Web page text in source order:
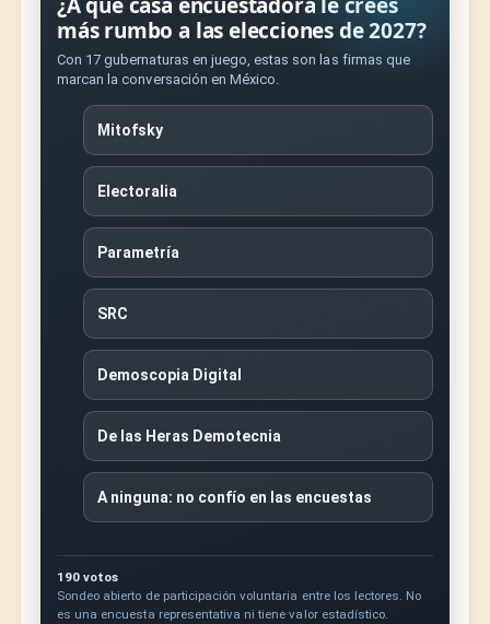
más rumbo a las elecciones de 2027?
Con 17 gubernaturas en juego, estas son las firmas que
marcan la conversación en México.
Mitofsky
Electoralia
Parametría
SRC
Demoscopia Digital
De las Heras Demotecnia
A ninguna: no confío en las encuestas
190 votos
Sondeo abierto de participación voluntaria entre los lectores. No
es una encuesta representativa ni tiene valor estadístico.